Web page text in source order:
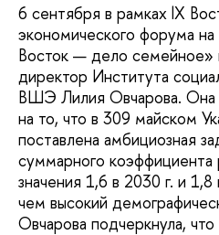
6 сентября в рамках lX
экономического форума
Восток — дело семейное»
директор Института
ВШЭ Лилия Овчарова. Она
на то, что в 309 майском
поставлена амбициозная
суммарного
значения 1,6 в 2030 г. и
чем высокий
Овчарова подчеркнула,